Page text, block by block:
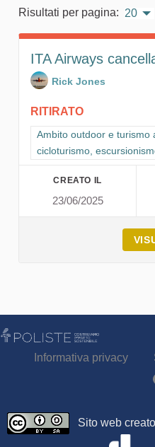
Risultati per pagina: 20
ITA Airways
Rick Jones
RITIRATO
Filtra i risultati per
Ambito outdoor e turismo
cicloturismo,
CREATO IL
23/06/2025
Informativa privacy
Sito web